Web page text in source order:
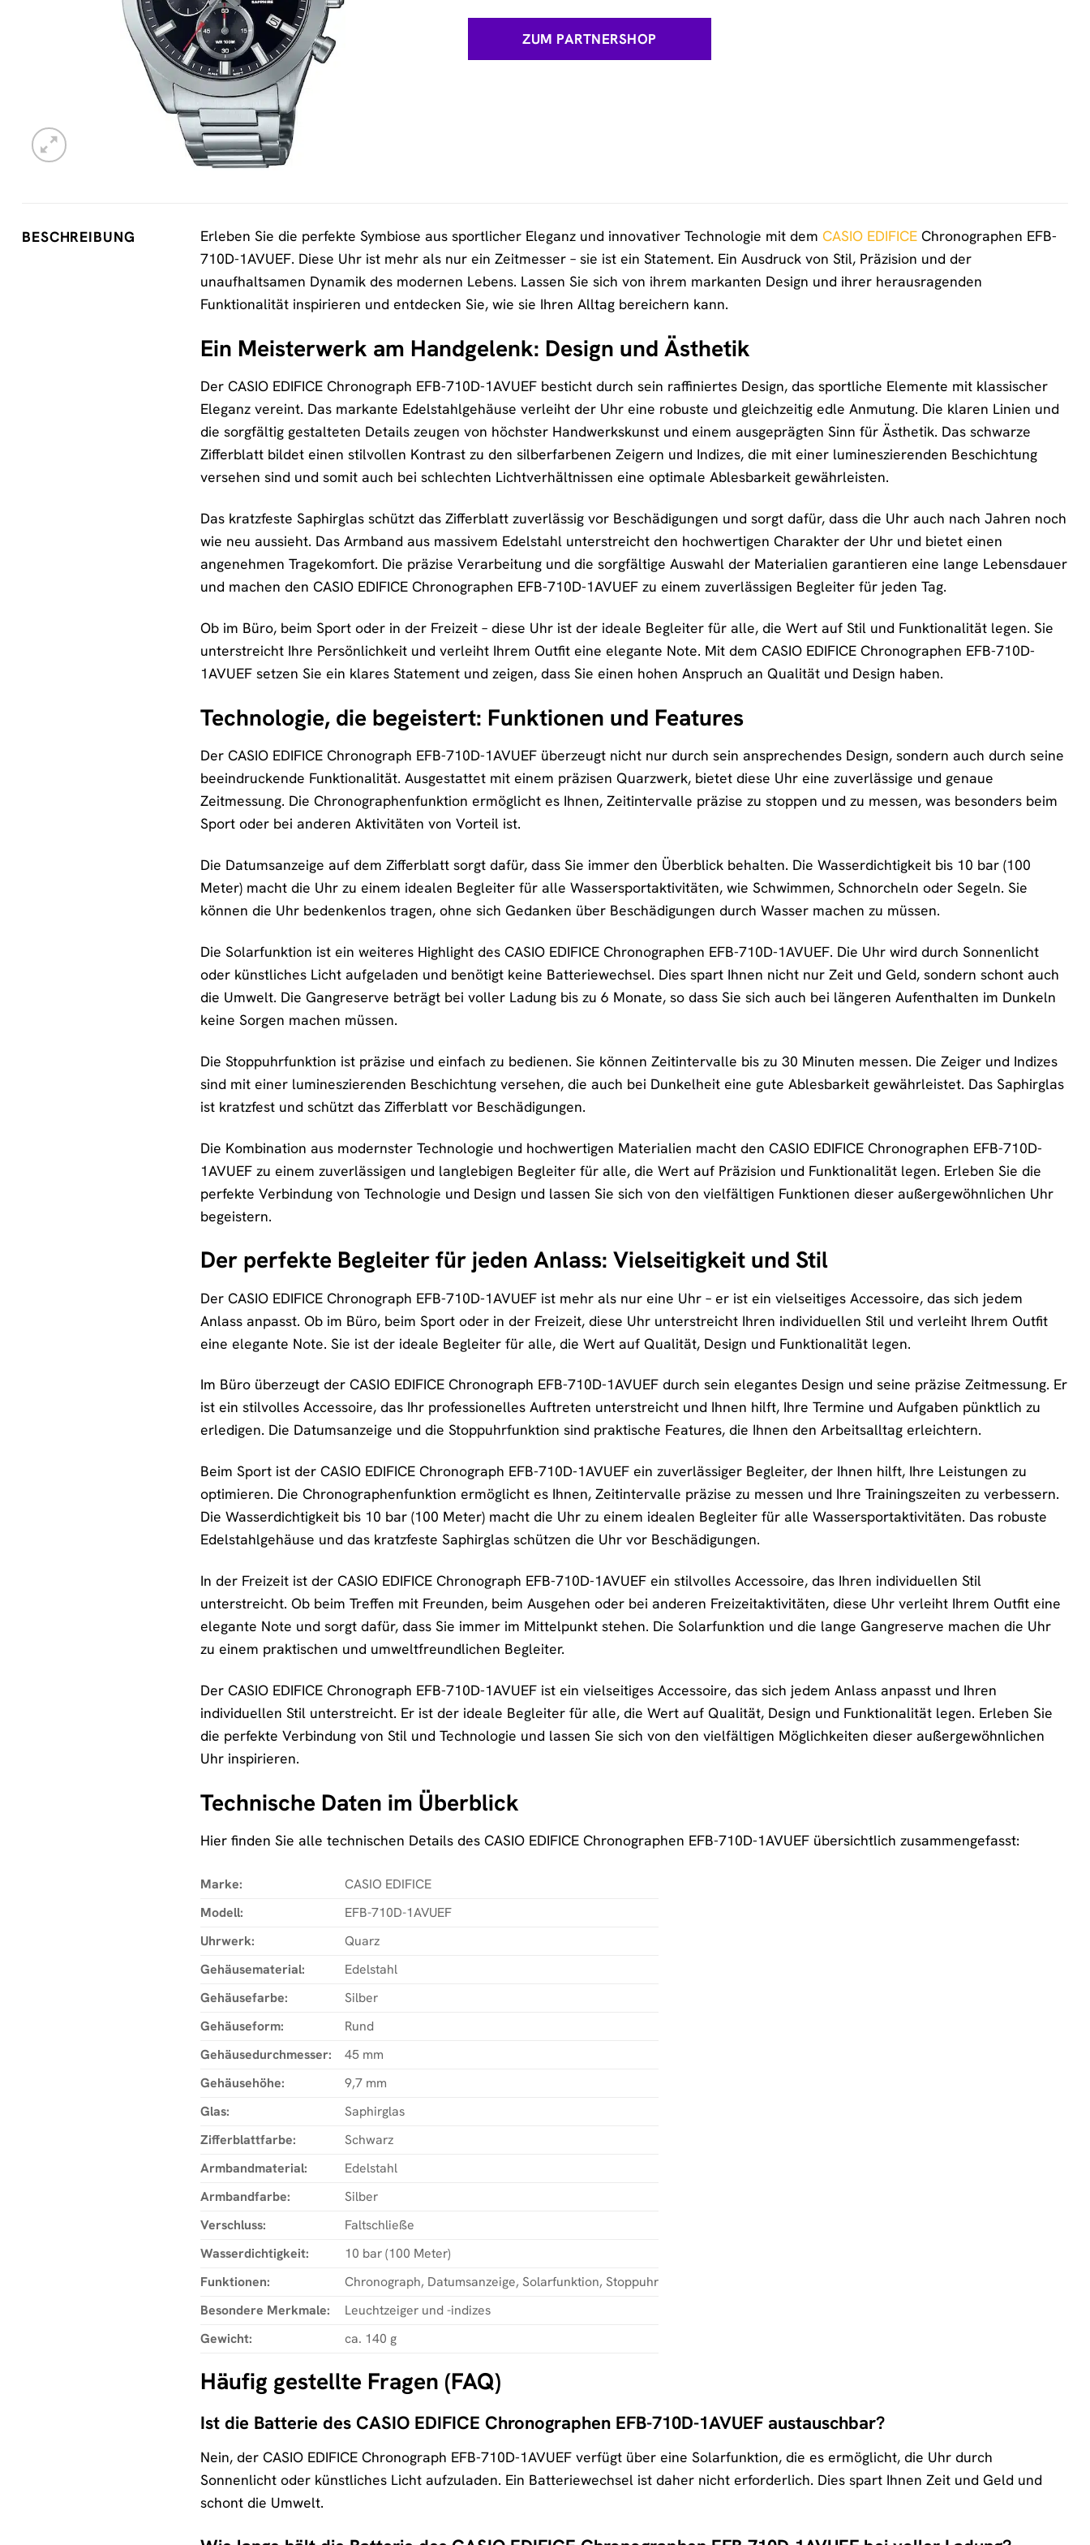
ZUM PARTNERSHOP
BESCHREIBUNG Erleben Sie die perfekte Symbiose aus sportlicher Eleganz und innovativer Technologie mit dem CASIO EDIFICE Chronographen EFB-
710D-1AVUEF. Diese Uhr ist mehr als nur ein Zeitmesser – sie ist ein Statement. Ein Ausdruck von Stil, Präzision und der
unaufhaltsamen Dynamik des modernen Lebens. Lassen Sie sich von ihrem markanten Design und ihrer herausragenden
Funktionalität inspirieren und entdecken Sie, wie sie Ihren Alltag bereichern kann.
Ein Meisterwerk am Handgelenk: Design und Ästhetik
Der CASIO EDIFICE Chronograph EFB-710D-1AVUEF besticht durch sein raffiniertes Design, das sportliche Elemente mit klassischer
Eleganz vereint. Das markante Edelstahlgehäuse verleiht der Uhr eine robuste und gleichzeitig edle Anmutung. Die klaren Linien und
die sorgfältig gestalteten Details zeugen von höchster Handwerkskunst und einem ausgeprägten Sinn für Ästhetik. Das schwarze
Zifferblatt bildet einen stilvollen Kontrast zu den silberfarbenen Zeigern und Indizes, die mit einer lumineszierenden Beschichtung
versehen sind und somit auch bei schlechten Lichtverhältnissen eine optimale Ablesbarkeit gewährleisten.
Das kratzfeste Saphirglas schützt das Zifferblatt zuverlässig vor Beschädigungen und sorgt dafür, dass die Uhr auch nach Jahren noch
wie neu aussieht. Das Armband aus massivem Edelstahl unterstreicht den hochwertigen Charakter der Uhr und bietet einen
angenehmen Tragekomfort. Die präzise Verarbeitung und die sorgfältige Auswahl der Materialien garantieren eine lange Lebensdauer
und machen den CASIO EDIFICE Chronographen EFB-710D-1AVUEF zu einem zuverlässigen Begleiter für jeden Tag.
Ob im Büro, beim Sport oder in der Freizeit – diese Uhr ist der ideale Begleiter für alle, die Wert auf Stil und Funktionalität legen. Sie
unterstreicht Ihre Persönlichkeit und verleiht Ihrem Outfit eine elegante Note. Mit dem CASIO EDIFICE Chronographen EFB-710D-
1AVUEF setzen Sie ein klares Statement und zeigen, dass Sie einen hohen Anspruch an Qualität und Design haben.
Technologie, die begeistert: Funktionen und Features
Der CASIO EDIFICE Chronograph EFB-710D-1AVUEF überzeugt nicht nur durch sein ansprechendes Design, sondern auch durch seine
beeindruckende Funktionalität. Ausgestattet mit einem präzisen Quarzwerk, bietet diese Uhr eine zuverlässige und genaue
Zeitmessung. Die Chronographenfunktion ermöglicht es Ihnen, Zeitintervalle präzise zu stoppen und zu messen, was besonders beim
Sport oder bei anderen Aktivitäten von Vorteil ist.
Die Datumsanzeige auf dem Zifferblatt sorgt dafür, dass Sie immer den Überblick behalten. Die Wasserdichtigkeit bis 10 bar (100
Meter) macht die Uhr zu einem idealen Begleiter für alle Wassersportaktivitäten, wie Schwimmen, Schnorcheln oder Segeln. Sie
können die Uhr bedenkenlos tragen, ohne sich Gedanken über Beschädigungen durch Wasser machen zu müssen.
Die Solarfunktion ist ein weiteres Highlight des CASIO EDIFICE Chronographen EFB-710D-1AVUEF. Die Uhr wird durch Sonnenlicht
oder künstliches Licht aufgeladen und benötigt keine Batteriewechsel. Dies spart Ihnen nicht nur Zeit und Geld, sondern schont auch
die Umwelt. Die Gangreserve beträgt bei voller Ladung bis zu 6 Monate, so dass Sie sich auch bei längeren Aufenthalten im Dunkeln
keine Sorgen machen müssen.
Die Stoppuhrfunktion ist präzise und einfach zu bedienen. Sie können Zeitintervalle bis zu 30 Minuten messen. Die Zeiger und Indizes
sind mit einer lumineszierenden Beschichtung versehen, die auch bei Dunkelheit eine gute Ablesbarkeit gewährleistet. Das Saphirglas
ist kratzfest und schützt das Zifferblatt vor Beschädigungen.
Die Kombination aus modernster Technologie und hochwertigen Materialien macht den CASIO EDIFICE Chronographen EFB-710D-
1AVUEF zu einem zuverlässigen und langlebigen Begleiter für alle, die Wert auf Präzision und Funktionalität legen. Erleben Sie die
perfekte Verbindung von Technologie und Design und lassen Sie sich von den vielfältigen Funktionen dieser außergewöhnlichen Uhr
begeistern.
Der perfekte Begleiter für jeden Anlass: Vielseitigkeit und Stil
Der CASIO EDIFICE Chronograph EFB-710D-1AVUEF ist mehr als nur eine Uhr – er ist ein vielseitiges Accessoire, das sich jedem
Anlass anpasst. Ob im Büro, beim Sport oder in der Freizeit, diese Uhr unterstreicht Ihren individuellen Stil und verleiht Ihrem Outfit
eine elegante Note. Sie ist der ideale Begleiter für alle, die Wert auf Qualität, Design und Funktionalität legen.
Im Büro überzeugt der CASIO EDIFICE Chronograph EFB-710D-1AVUEF durch sein elegantes Design und seine präzise Zeitmessung. Er
ist ein stilvolles Accessoire, das Ihr professionelles Auftreten unterstreicht und Ihnen hilft, Ihre Termine und Aufgaben pünktlich zu
erledigen. Die Datumsanzeige und die Stoppuhrfunktion sind praktische Features, die Ihnen den Arbeitsalltag erleichtern.
Beim Sport ist der CASIO EDIFICE Chronograph EFB-710D-1AVUEF ein zuverlässiger Begleiter, der Ihnen hilft, Ihre Leistungen zu
optimieren. Die Chronographenfunktion ermöglicht es Ihnen, Zeitintervalle präzise zu messen und Ihre Trainingszeiten zu verbessern.
Die Wasserdichtigkeit bis 10 bar (100 Meter) macht die Uhr zu einem idealen Begleiter für alle Wassersportaktivitäten. Das robuste
Edelstahlgehäuse und das kratzfeste Saphirglas schützen die Uhr vor Beschädigungen.
In der Freizeit ist der CASIO EDIFICE Chronograph EFB-710D-1AVUEF ein stilvolles Accessoire, das Ihren individuellen Stil
unterstreicht. Ob beim Treffen mit Freunden, beim Ausgehen oder bei anderen Freizeitaktivitäten, diese Uhr verleiht Ihrem Outfit eine
elegante Note und sorgt dafür, dass Sie immer im Mittelpunkt stehen. Die Solarfunktion und die lange Gangreserve machen die Uhr
zu einem praktischen und umweltfreundlichen Begleiter.
Der CASIO EDIFICE Chronograph EFB-710D-1AVUEF ist ein vielseitiges Accessoire, das sich jedem Anlass anpasst und Ihren
individuellen Stil unterstreicht. Er ist der ideale Begleiter für alle, die Wert auf Qualität, Design und Funktionalität legen. Erleben Sie
die perfekte Verbindung von Stil und Technologie und lassen Sie sich von den vielfältigen Möglichkeiten dieser außergewöhnlichen
Uhr inspirieren.
Technische Daten im Überblick
Hier finden Sie alle technischen Details des CASIO EDIFICE Chronographen EFB-710D-1AVUEF übersichtlich zusammengefasst:
Marke:
CASIO EDIFICE
Modell:
EFB-710D-1AVUEF
Uhrwerk:
Quarz
Gehäusematerial:
Edelstahl
Gehäusefarbe:
Silber
Gehäuseform:
Rund
Gehäusedurchmesser:
45 mm
Gehäusehöhe:
9,7 mm
Glas:
Saphirglas
Zifferblattfarbe:
Schwarz
Armbandmaterial:
Edelstahl
Armbandfarbe:
Silber
Verschluss:
Faltschließe
Wasserdichtigkeit:
10 bar (100 Meter)
Funktionen:
Chronograph, Datumsanzeige, Solarfunktion, Stoppuhr
Besondere Merkmale:
Leuchtzeiger und -indizes
Gewicht:
ca. 140 g
Häufig gestellte Fragen (FAQ)
Ist die Batterie des CASIO EDIFICE Chronographen EFB-710D-1AVUEF austauschbar?
Nein, der CASIO EDIFICE Chronograph EFB-710D-1AVUEF verfügt über eine Solarfunktion, die es ermöglicht, die Uhr durch
Sonnenlicht oder künstliches Licht aufzuladen. Ein Batteriewechsel ist daher nicht erforderlich. Dies spart Ihnen Zeit und Geld und
schont die Umwelt.